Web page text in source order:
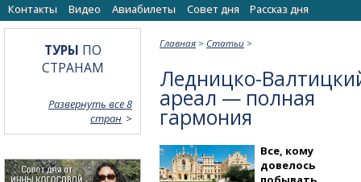
Контакты
Видео Авиабилеты Cовет дня Рассказ дня
Главная > Статьи >
Ледницко-
ареал — полная
гармония
Все, кому
довелось
ТУРЫ ПО
СТРАНАМ
Развернуть все 8
стран